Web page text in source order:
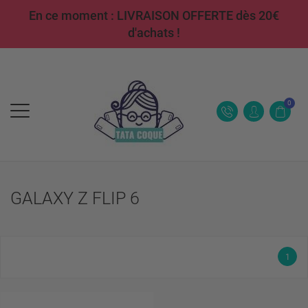
En ce moment : LIVRAISON OFFERTE dès 20€
d'achats !
0
GALAXY Z FLIP 6
1